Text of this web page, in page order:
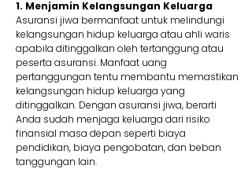
1. Menjamin Kelangsungan Keluarga
Asuransi jiwa bermanfaat untuk melindungi
kelangsungan hidup keluarga atau ahli waris
apabila ditinggalkan oleh tertanggung atau
peserta asuransi. Manfaat uang
pertanggungan tentu membantu memastikan
kelangsungan hidup keluarga yang
ditinggalkan. Dengan asuransi jiwa, berarti
Anda sudah menjaga keluarga dari risiko
finansial masa depan seperti biaya
pendidikan, biaya pengobatan, dan beban
tanggungan lain.